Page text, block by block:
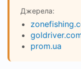
Джерела:
prom.ua